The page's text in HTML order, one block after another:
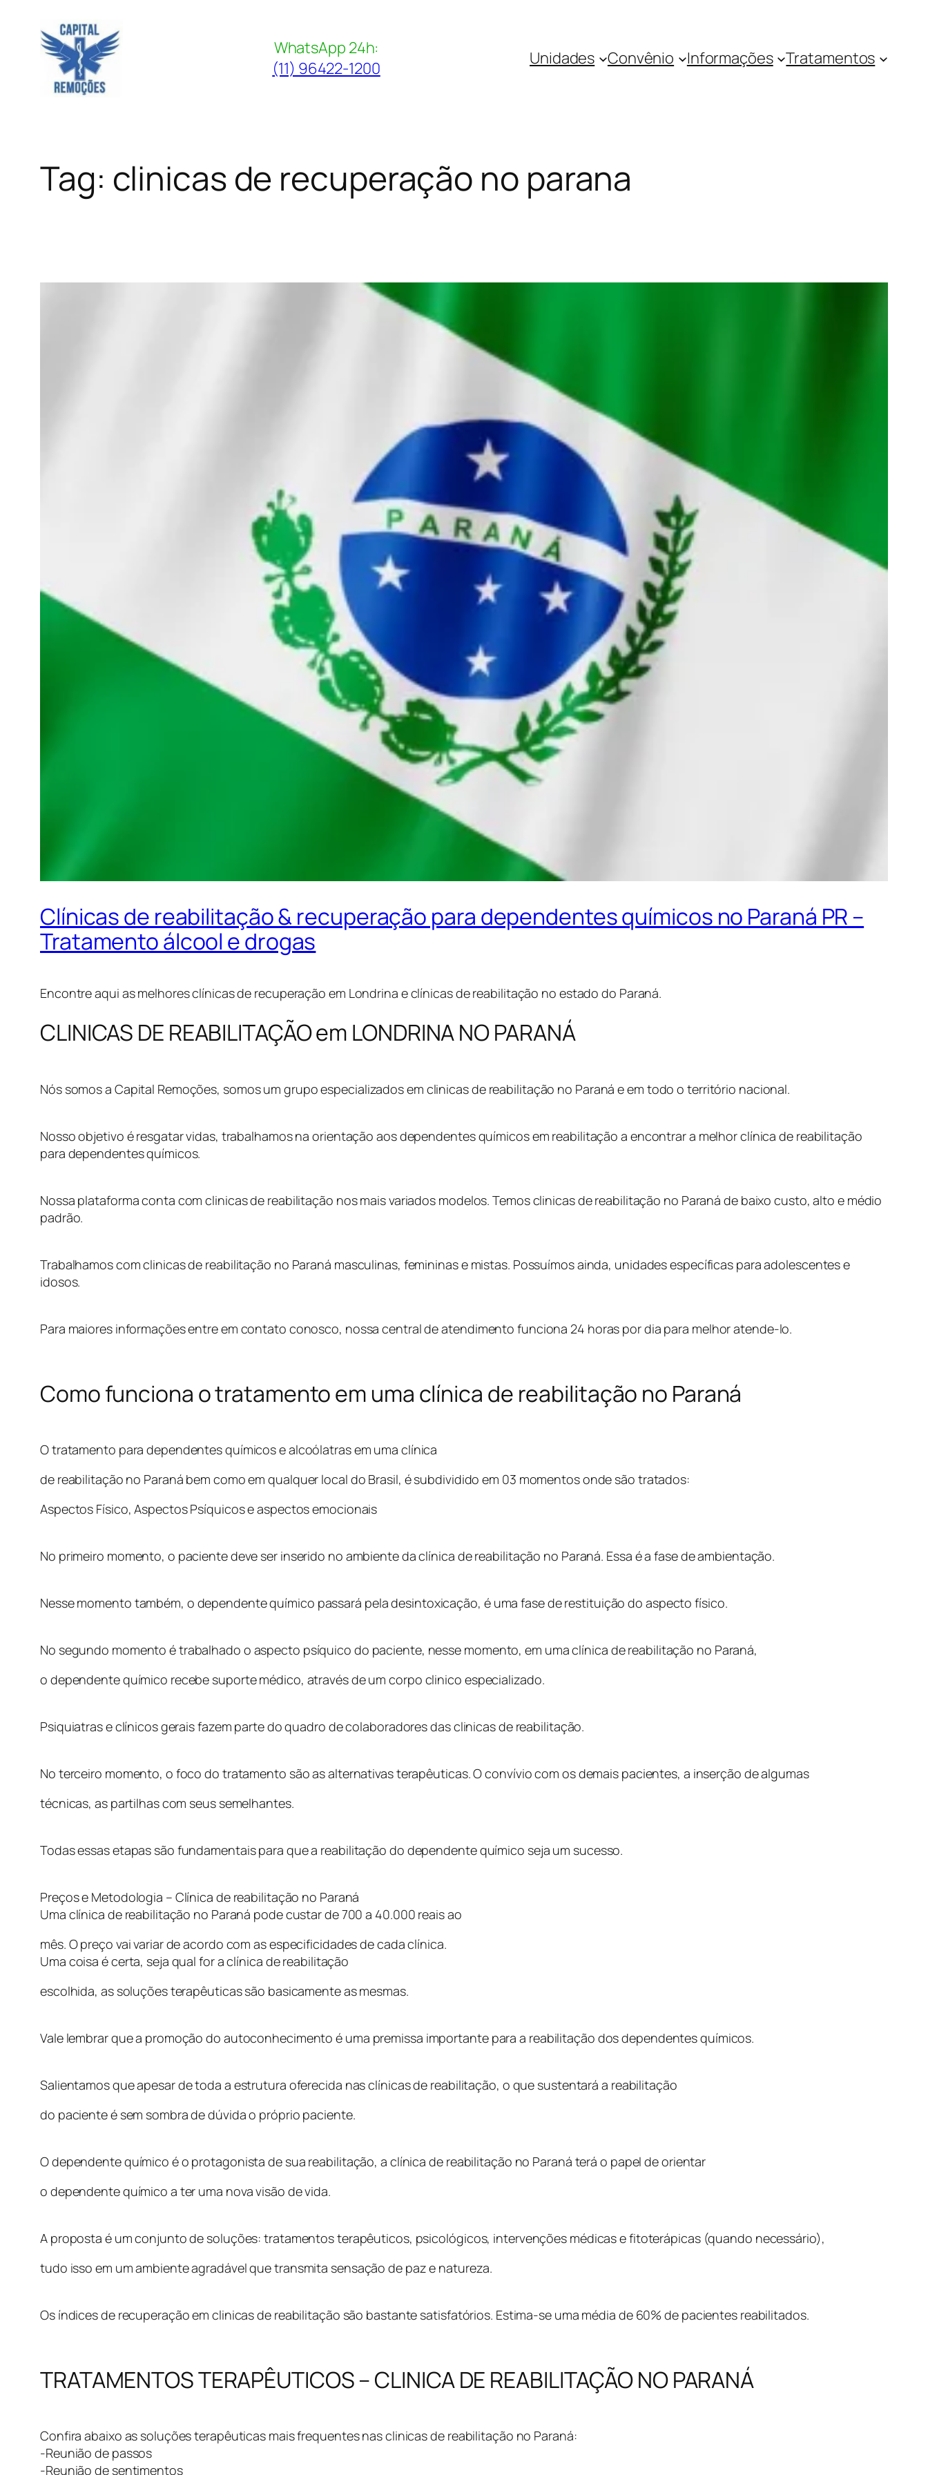
conteúdo
WhatsApp 24h:
(11) 96422-1200
Unidades Convênio Informações Tratamentos
Tag: clinicas de recuperação no parana
Clínicas de reabilitação & recuperação para dependentes químicos no Paraná PR –
Tratamento álcool e drogas
Encontre aqui as melhores clínicas de recuperação em Londrina e clínicas de reabilitação no estado do Paraná.
CLINICAS DE REABILITAÇÃO em LONDRINA NO PARANÁ
Nós somos a Capital Remoções, somos um grupo especializados em clinicas de reabilitação no Paraná e em todo o território nacional.
Nosso objetivo é resgatar vidas, trabalhamos na orientação aos dependentes químicos em reabilitação a encontrar a melhor clínica de reabilitação
para dependentes químicos.
Nossa plataforma conta com clinicas de reabilitação nos mais variados modelos. Temos clinicas de reabilitação no Paraná de baixo custo, alto e médio
padrão.
Trabalhamos com clinicas de reabilitação no Paraná masculinas, femininas e mistas. Possuímos ainda, unidades específicas para adolescentes e
idosos.
Para maiores informações entre em contato conosco, nossa central de atendimento funciona 24 horas por dia para melhor atende-lo.
Como funciona o tratamento em uma clínica de reabilitação no Paraná
O tratamento para dependentes químicos e alcoólatras em uma clínica
de reabilitação no Paraná bem como em qualquer local do Brasil, é subdividido em 03 momentos onde são tratados:
Aspectos Físico, Aspectos Psíquicos e aspectos emocionais
No primeiro momento, o paciente deve ser inserido no ambiente da clínica de reabilitação no Paraná. Essa é a fase de ambientação.
Nesse momento também, o dependente químico passará pela desintoxicação, é uma fase de restituição do aspecto físico.
No segundo momento é trabalhado o aspecto psíquico do paciente, nesse momento, em uma clínica de reabilitação no Paraná,
o dependente químico recebe suporte médico, através de um corpo clinico especializado.
Psiquiatras e clínicos gerais fazem parte do quadro de colaboradores das clinicas de reabilitação.
No terceiro momento, o foco do tratamento são as alternativas terapêuticas. O convívio com os demais pacientes, a inserção de algumas
técnicas, as partilhas com seus semelhantes.
Todas essas etapas são fundamentais para que a reabilitação do dependente químico seja um sucesso.
Preços e Metodologia – Clínica de reabilitação no Paraná
Uma clínica de reabilitação no Paraná pode custar de 700 a 40.000 reais ao
mês. O preço vai variar de acordo com as especificidades de cada clínica.
Uma coisa é certa, seja qual for a clínica de reabilitação
escolhida, as soluções terapêuticas são basicamente as mesmas.
Vale lembrar que a promoção do autoconhecimento é uma premissa importante para a reabilitação dos dependentes químicos.
Salientamos que apesar de toda a estrutura oferecida nas clínicas de reabilitação, o que sustentará a reabilitação
do paciente é sem sombra de dúvida o próprio paciente.
O dependente químico é o protagonista de sua reabilitação, a clínica de reabilitação no Paraná terá o papel de orientar
o dependente químico a ter uma nova visão de vida.
A proposta é um conjunto de soluções: tratamentos terapêuticos, psicológicos, intervenções médicas e fitoterápicas (quando necessário),
tudo isso em um ambiente agradável que transmita sensação de paz e natureza.
Os índices de recuperação em clinicas de reabilitação são bastante satisfatórios. Estima-se uma média de 60% de pacientes reabilitados.
TRATAMENTOS TERAPÊUTICOS – CLINICA DE REABILITAÇÃO NO PARANÁ
Confira abaixo as soluções terapêuticas mais frequentes nas clinicas de reabilitação no Paraná:
-Reunião de passos
-Reunião de sentimentos